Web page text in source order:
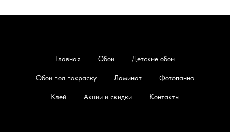
Главная Обои Детские обои
Обои под покраску Ламинат Фотопанно
Клей Акции и скидки Контакты